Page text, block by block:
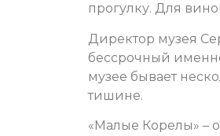
прогулку. Для
Директор музея
бессрочный
музее бывает
тишине.
«Малые Корелы» –